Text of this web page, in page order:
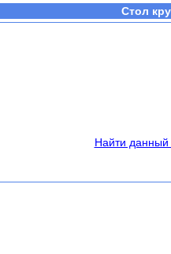
Стол
Найти данный